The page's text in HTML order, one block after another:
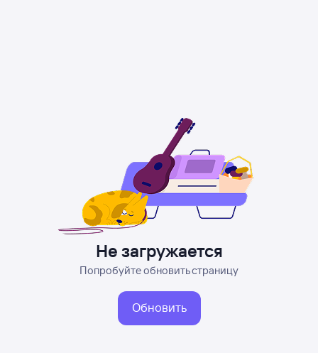
Не загружается
Попробуйте обновить страницу
Обновить